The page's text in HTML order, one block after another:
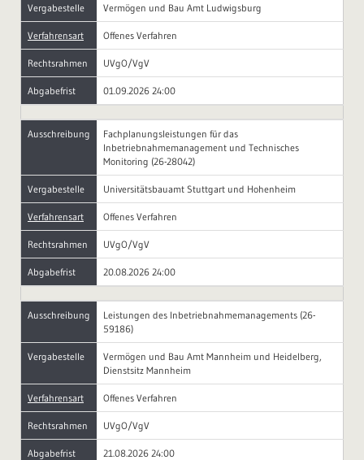
Vergabestelle Vermögen und Bau Amt Ludwigsburg
Verfahrensart Offenes Verfahren
Rechtsrahmen UVgO/VgV
Abgabefrist 01.09.2026 24:00
Ausschreibung
Fachplanungsleistungen für das
Inbetriebnahmemanagement und Technisches
Monitoring (26-28042)
Vergabestelle Universitätsbauamt Stuttgart und Hohenheim
Verfahrensart Offenes Verfahren
Rechtsrahmen UVgO/VgV
Abgabefrist 20.08.2026 24:00
Ausschreibung
Leistungen des Inbetriebnahmemanagements (26-
59186)
Vergabestelle
Vermögen und Bau Amt Mannheim und Heidelberg,
Dienstsitz Mannheim
Verfahrensart Offenes Verfahren
Rechtsrahmen UVgO/VgV
Abgabefrist 21.08.2026 24:00